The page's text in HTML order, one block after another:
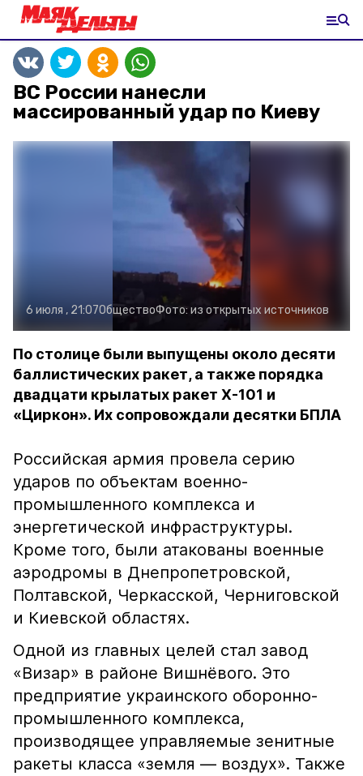
ВС России нанесли
массированный удар по Киеву
6 июля , 21:07ОбществоФото: из открытых источников
По столице были выпущены около десяти
баллистических ракет, а также порядка
двадцати крылатых ракет Х-101 и
«Циркон». Их сопровождали десятки БПЛА
Российская армия провела серию
ударов по объектам военно-
промышленного комплекса и
энергетической инфраструктуры.
Кроме того, были атакованы военные
аэродромы в Днепропетровской,
Полтавской, Черкасской, Черниговской
и Киевской областях.
Одной из главных целей стал завод
«Визар» в районе Вишнёвого. Это
предприятие украинского оборонно-
промышленного комплекса,
производящее управляемые зенитные
ракеты класса «земля — воздух». Также